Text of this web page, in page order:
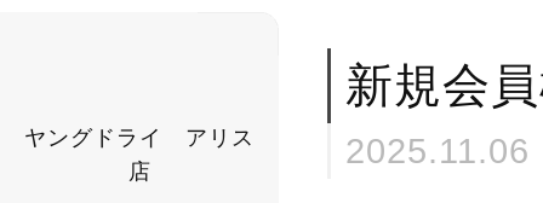
ヤングドライ アリス
店
新規会